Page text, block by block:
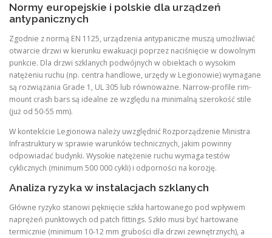
Normy europejskie i polskie dla urządzeń
antypanicznych
Zgodnie z normą EN 1125, urządzenia antypaniczne muszą umożliwiać
otwarcie drzwi w kierunku ewakuacji poprzez naciśnięcie w dowolnym
punkcie. Dla drzwi szklanych podwójnych w obiektach o wysokim
natężeniu ruchu (np. centra handlowe, urzędy w Legionowie) wymagane
są rozwiązania Grade 1, UL 305 lub równoważne. Narrow-profile rim-
mount crash bars są idealne ze względu na minimalną szerokość stile
(już od 50-55 mm).
W kontekście Legionowa należy uwzględnić Rozporządzenie Ministra
Infrastruktury w sprawie warunków technicznych, jakim powinny
odpowiadać budynki. Wysokie natężenie ruchu wymaga testów
cyklicznych (minimum 500 000 cykli) i odporności na korozję.
Analiza ryzyka w instalacjach szklanych
Główne ryzyko stanowi pęknięcie szkła hartowanego pod wpływem
naprężeń punktowych od patch fittings. Szkło musi być hartowane
termicznie (minimum 10-12 mm grubości dla drzwi zewnętrznych), a